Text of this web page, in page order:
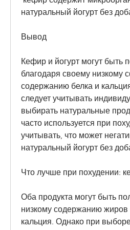
натуральный йогурт без
Вывод
Кефир и йогурт могут быть
благодаря своему низкому
содержанию белка и
следует учитывать
выбирать натуральные
часто используется при
учитывать, что может
натуральный йогурт без
Что лучше при похудении:
Оба продукта могут быть
низкому содержанию
кальция. Однако при